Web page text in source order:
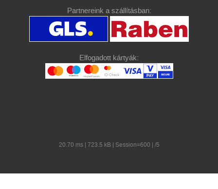
Partnereink a szállításban:
Elfogadott kártyák:
20.70 ms | 723.5 kB | Session=600 | /5